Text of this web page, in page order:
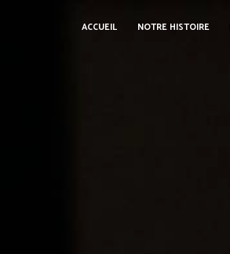
ACCUEIL NOTRE HISTOIRE